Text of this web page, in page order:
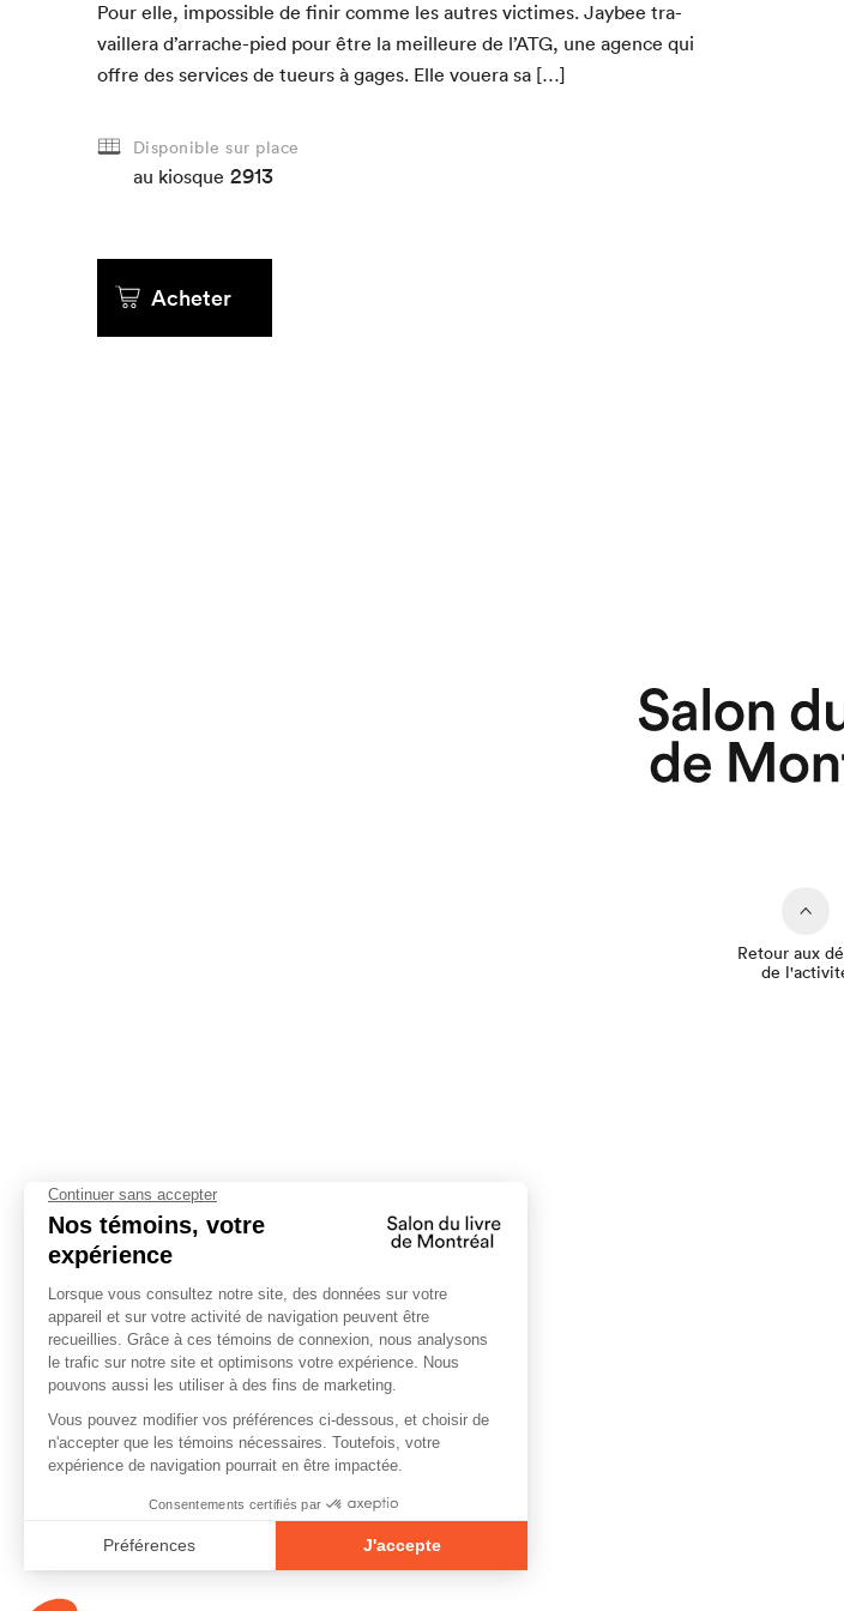
ATG
au kiosque
Acheter
au kiosque
Acheter
Pour elle, impos­si­ble de finir comme les autres vic­times. Jay­bee tra­
vaillera d’arrache-pied pour être la meilleure de l’ATG, une agence qui
offre des ser­vices de tueurs à gages. Elle vouera sa […]
Disponible sur place
au kiosque 2913
Acheter
au kiosque
Acheter
ATG
au kiosque
Acheter
au kiosque
Acheter
Retour aux
de